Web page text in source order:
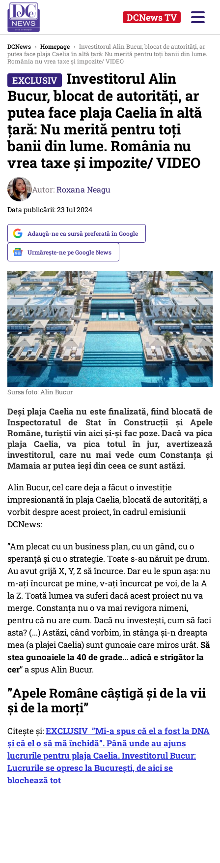
DCNews TV
DCNews › Homepage › Investitorul Alin Bucur, blocat de autorități, ar
putea face plaja Caelia în altă țară: Nu merită pentru toți banii din lume.
România nu vrea taxe și impozite/ VIDEO
Investitorul Alin
Bucur, blocat de autorități, ar
putea face plaja Caelia în altă
țară: Nu merită pentru toți
banii din lume. România nu
vrea taxe și impozite/ VIDEO
Autor:Roxana Neagu
Data publicării: 23 Iul 2024
Adaugă-ne ca sursă preferată în Google
Urmărește-ne pe Google News
Sursa foto: Alin Bucur
Deși plaja Caelia nu este finalizată, fiind blocată de
Inspectoratul de Stat în Construcții și Apele
Române, turiștii vin aici și-și fac poze. Dacă va pica
plaja Caelia, va pica totul în jur, avertizează
investitorul, care nu mai vede cum Constanța și
Mamaia ar putea ieși din ceea ce sunt astăzi.
Alin Bucur, cel care deja a făcut o investiție
impresionantă în plaja Caelia, blocată de autorități, a
vorbit despre acest proiect, în cadrul emisiunii
DCNews:
”Am plecat cu un business plan, cu un gând, cu o
speranță și cu o strategie. Toate s-au năruit pe drum.
Au avut grijă X, Y, Z să încurce. Dar eu le spun așa: nu
m-ați încurcat pe mine, v-ați încurcat pe voi, de la A
la Z. Toată lumea va suferi dacă acest proiect nu va
merge. Constanța nu o va mai revigora nimeni,
pentru că nu are cum. Dacă nu investești, cum să faci
asta? (...) Astăzi, când vorbim, în stânga și-n dreapta
mea (a plajei Caelia) sunt gunoaie care miros urât. Să
stea gunoaiele la 40 de grade... adică e strigător la
cer” a spus Alin Bucur.
”Apele Române câștigă și de la vii
și de la morți”
Citește și:EXCLUSIV ”Mi-a spus că el a fost la DNA
și că el o să mă închidă”. Până unde au ajuns
lucrurile pentru plaja Caelia. Investitorul Bucur:
Lucrurile se opresc la București, de aici se
blochează tot